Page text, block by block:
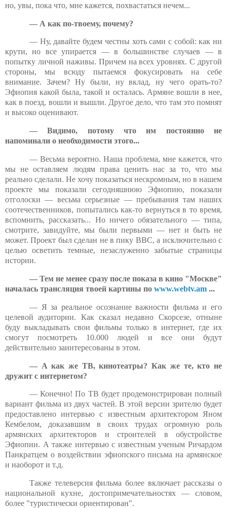
но, увы, пока что, мне кажется, похвастаться нечем...
— А как по-твоему, почему?
— Ну, давайте будем честны хоть сами с собой: как ни
крути, но все упирается — в большинстве случаев — в
попытку личной наживы. Причем на всех уровнях. С другой
стороны, мы всюду пытаемся фокусировать на себе
внимание. Зачем? Ну были, ну вклад, ну чего орать-то?
Эфиопия какой была, такой и осталась. Армяне вошли в нее,
как в поезд, вошли и вышли. Другое дело, что там это помнят
и высоко оценивают.
— Видимо, потому что им постоянно не
напоминали о необходимости этого...
— Весьма вероятно. Наша проблема, мне кажется, что
мы не оставляем людям права ценить нас за то, что мы
реально сделали. Не хочу показаться нескромным, но в нашем
проекте мы показали сегодняшнюю Эфиопию, показали
отголоски — весьма серьезные — пребывания там наших
соотечественников, попытались как-то вернуться в то время,
вспомнить, рассказать... Но ничего обязательного — типа,
смотрите, завидуйте, мы были первыми — нет и быть не
может. Проект был сделан не в пику BBC, а исключительно с
целью осветить темные, незаслуженно забытые страницы
истории.
— Тем не менее сразу после показа в кино "Москве"
началась трансляция твоей картины по www.webtv.am ...
— Я за реальное осознание важности фильма и его
целевой аудитории. Как сказал недавно Скорсезе, отныне
буду выкладывать свои фильмы только в интернет, где их
смогут посмотреть 10.000 людей и все они будут
действительно заинтересованы в этом.
— А как же ТВ, кинотеатры? Как же те, кто не
дружит с интернетом?
— Конечно! По ТВ будет продемонстрирован полный
вариант фильма из двух частей. В этой версии зрителю будет
предоставлено интервью с известным архитектором Яном
Кембелом, доказавшим в своих трудах огромную роль
армянских архитекторов и строителей в обустройстве
Эфиопии. А также интервью с известным ученым Ричардом
Панкратцем о воздействии эфиопского письма на армянское
и наоборот и т.д.
Также телеверсия фильма более включает рассказы о
национальной кухне, достопримечательностях — словом,
более "туристически ориентирован".